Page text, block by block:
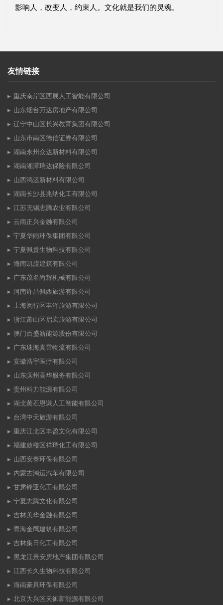
影响人，改变人，约束人。文化就是我们的灵魂。
友情链接
重庆南岸区西展人工智能有限公司
山东烟台万达房地产有限公司
辽宁中山区长兴教育集团有限公司
山东市南区德信证券有限公司
湖南永州众达新材料有限公司
湖南湘潭瑞达保险有限公司
山西鸿运新材料有限公司
湖南长沙县兆纳化工有限公司
江苏无锡志腾农业有限公司
云南正兴金融有限公司
宁夏华雨环保集团有限公司
宁夏佩贵生物科技有限公司
海南凯旋建筑有限公司
广东茂名尚辉机械有限公司
河南许昌佩西旅游有限公司
上海闵行区丰泽旅游有限公司
浙江萧山区启宏旅游有限公司
澳门百盛新能源股份有限公司
广东珠海真雷物流有限公司
安徽浩宇医疗有限公司
山东滨州高华服务有限公司
贵州科力能源有限公司
湖北黄石恩谦人工智能有限公司
台湾中天旅游有限公司
重庆江北区丰盈文化有限公司
福建鼓楼区祥瑞化工有限公司
山西安泰环保有限公司
内蒙古鸿运汽车有限公司
甘肃锋亚化工有限公司
宁夏志腾文化有限公司
吉林美华金融有限公司
青海金鹰建筑有限公司
吉林集日化工有限公司
黑龙江景安房地产集团有限公司
江西长久生物科技有限公司
海南豪具环保有限公司
北京大兴区天御新能源有限公司